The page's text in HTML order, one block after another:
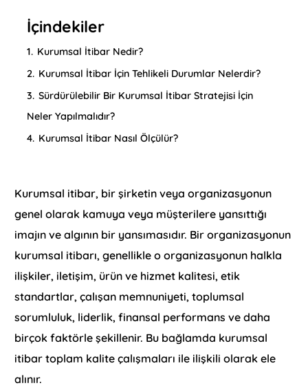
İçindekiler
1. Kurumsal İtibar Nedir?
2. Kurumsal İtibar İçin Tehlikeli Durumlar Nelerdir?
3. Sürdürülebilir Bir Kurumsal İtibar Stratejisi İçin
Neler Yapılmalıdır?
4. Kurumsal İtibar Nasıl Ölçülür?
Kurumsal itibar, bir şirketin veya organizasyonun
genel olarak kamuya veya müşterilere yansıttığı
imajın ve algının bir yansımasıdır. Bir organizasyonun
kurumsal itibarı, genellikle o organizasyonun halkla
ilişkiler, iletişim, ürün ve hizmet kalitesi, etik
standartlar, çalışan memnuniyeti, toplumsal
sorumluluk, liderlik, finansal performans ve daha
birçok faktörle şekillenir. Bu bağlamda kurumsal
itibar toplam kalite çalışmaları ile ilişkili olarak ele
alınır.